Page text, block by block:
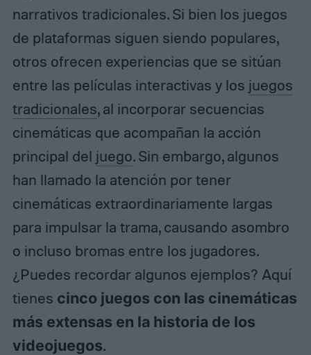
narrativos tradicionales. Si bien los juegos
de plataformas siguen siendo populares,
otros ofrecen experiencias que se sitúan
entre las películas interactivas y los juegos
tradicionales, al incorporar secuencias
cinemáticas que acompañan la acción
principal del juego. Sin embargo, algunos
han llamado la atención por tener
cinemáticas extraordinariamente largas
para impulsar la trama, causando asombro
o incluso bromas entre los jugadores.
¿Puedes recordar algunos ejemplos? Aquí
tienes cinco juegos con las cinemáticas
más extensas en la historia de los
videojuegos.